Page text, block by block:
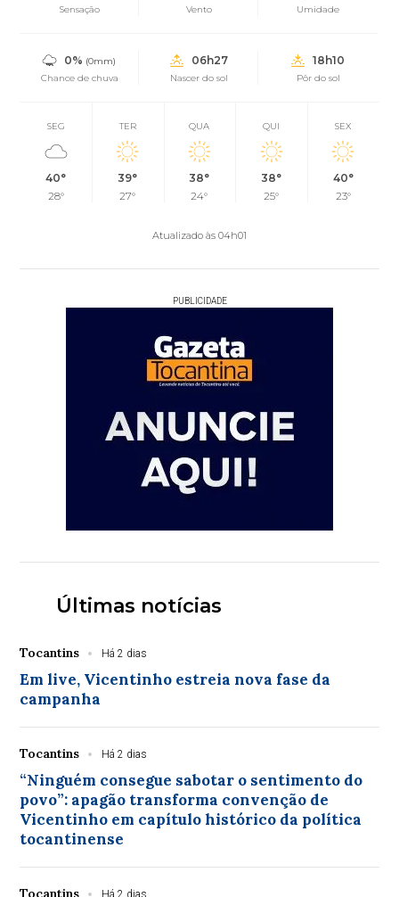
Sensação Vento Umidade
0% (0mm)
Chance de chuva
06h27
Nascer do sol
18h10
Pôr do sol
SEG
40°
28°
TER
39°
27°
QUA
38°
24°
QUI
38°
25°
SEX
40°
23°
Atualizado às 04h01
PUBLICIDADE
Últimas notícias
Tocantins Há 2 dias
Em live, Vicentinho estreia nova fase da
campanha
Tocantins Há 2 dias
“Ninguém consegue sabotar o sentimento do
povo”: apagão transforma convenção de
Vicentinho em capítulo histórico da política
tocantinense
Tocantins Há 2 dias